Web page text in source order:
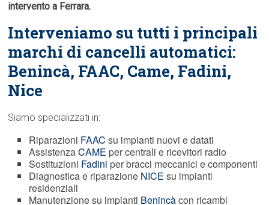
intervento a Ferrara.
Interveniamo su tutti i principali
marchi di cancelli automatici:
Benincà, FAAC, Came, Fadini,
Nice
Siamo specializzati in:
Riparazioni FAAC su impianti nuovi e datati
AssistenzaCAME per centrali e ricevitori radio
Sostituzioni Fadini per bracci meccanici e componenti
Diagnostica e riparazione NICE su impianti
residenziali
Manutenzione su impianti Benincàcon ricambi